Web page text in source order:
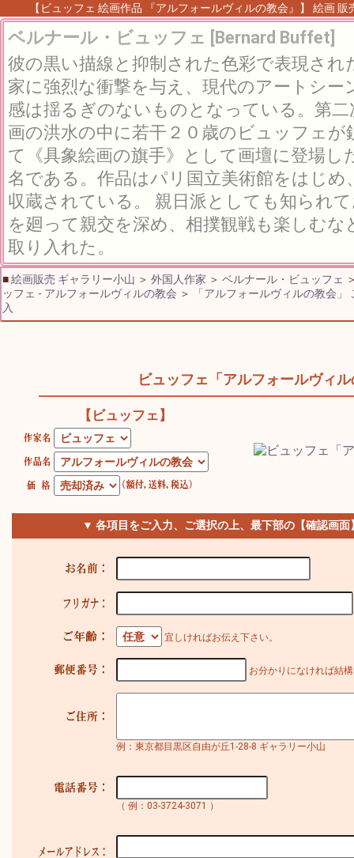
【ビュッフェ 絵画作品 『アルフォールヴィルの教会』】 絵画
ベルナール・ビュッフェ [Bernard Buffet]
彼の黒い描線と抑制された色彩で表現され
家に強烈な衝撃を与え、現代のアートシ
感は揺るぎのないものとなっている。第二
画の洪水の中に若干２０歳のビュッフェ
て《具象絵画の旗手》として画壇に登場
名である。作品はパリ国立美術館をはじめ
収蔵されている。 親日派としても知られ
を廻って親交を深め、相撲観戦も楽しむな
取り入れた。
■絵画販売 ギャラリー小山 ＞ 外国人作家 ＞ ベルナール・ビュッフェ
ッフェ - アルフォールヴィルの教会 ＞
「アルフォールヴィルの教会」
入
ビュッフェ「アルフォールヴィ
【ビュッフェ】
▼ 各項目をご入力、ご選択の上、最下部の【確認画
宜しければお伝え下さい。
お分かりになければ結
例：東京都目黒区自由が丘1-28-8 ギャラリー小山
（ 例：03-3724-3071 ）